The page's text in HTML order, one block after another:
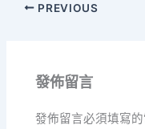
PREVIOUS
發佈留言
發佈留言必須填寫